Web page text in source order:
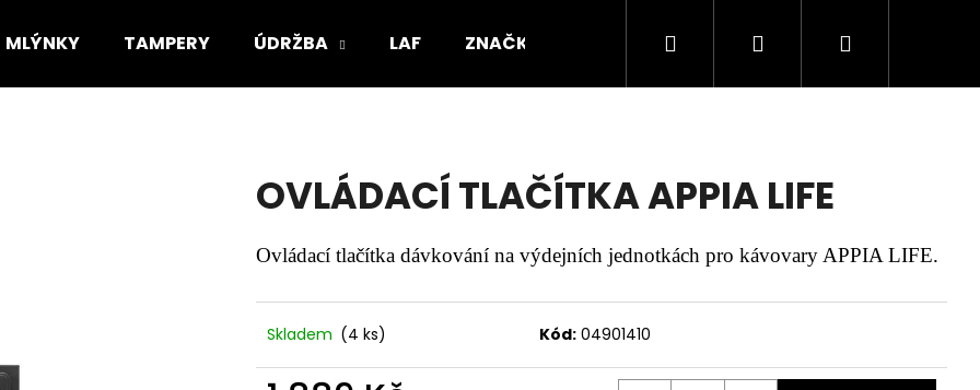
MLÝNKY TAMPERY ÚDRŽBA LAF ZNAČKY Hledat PřihlášeníNákupní
OVLÁDACÍ TLAČÍTKA APPIA LIFE
Ovládací tlačítka dávkování na výdejních jednotkách pro kávovary APPIA LIFE.
Skladem (4 ks) Kód: 04901410
HLEDAT